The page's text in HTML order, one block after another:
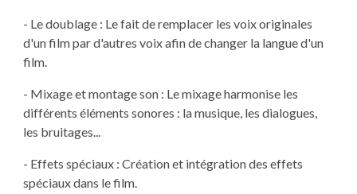
- Le doublage : Le fait de remplacer les voix originales
d'un film par d'autres voix afin de changer la langue d'un
film.
- Mixage et montage son : Le mixage harmonise les
différents éléments sonores : la musique, les dialogues,
les bruitages...
- Effets spéciaux : Création et intégration des effets
spéciaux dans le film.